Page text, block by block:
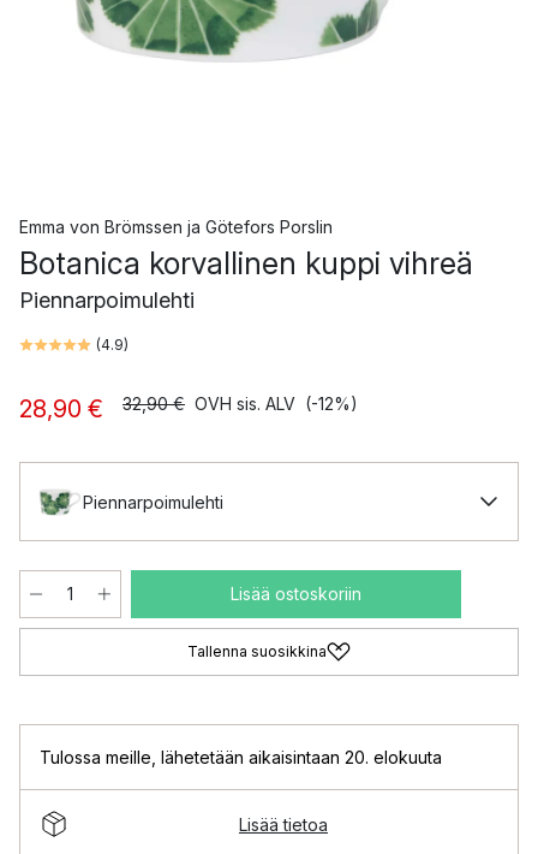
Emma von Brömssen ja Götefors Porslin
Botanica korvallinen kuppi vihreä
Piennarpoimulehti
(4.9)
28,90 € 32,90 € OVH sis. ALV (-12%)
Piennarpoimulehti
Lisää ostoskoriin
Tallenna suosikkina
Tulossa meille lähetetään aikaisintaan 20. elokuuta
Lisää tietoa